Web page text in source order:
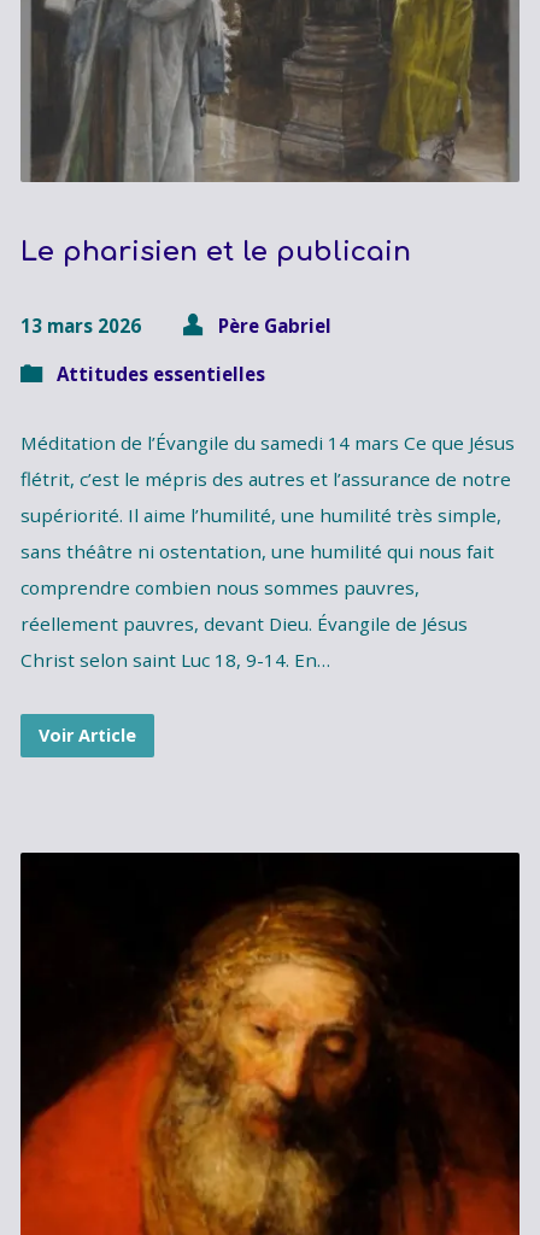
Le pharisien et le publicain
13 mars 2026
Père Gabriel
Attitudes essentielles
Méditation de l’Évangile du samedi 14 mars Ce que Jésus
flétrit, c’est le mépris des autres et l’assurance de notre
supériorité. Il aime l’humilité, une humilité très simple,
sans théâtre ni ostentation, une humilité qui nous fait
comprendre combien nous sommes pauvres,
réellement pauvres, devant Dieu. Évangile de Jésus
Christ selon saint Luc 18, 9-14. En…
Voir Article